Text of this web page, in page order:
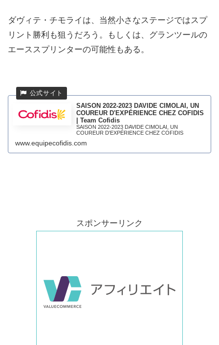
ダヴィテ・チモライは、当然小さなステージではスプ
リント勝利も狙うだろう。もしくは、グランツールの
エーススプリンターの可能性もある。
SAISON 2022-2023 DAVIDE CIMOLAI, UN
COUREUR D'EXPÉRIENCE CHEZ COFIDIS
| Team Cofidis
SAISON 2022-2023 DAVIDE CIMOLAI, UN
COUREUR D'EXPÉRIENCE CHEZ COFIDIS
www.equipecofidis.com
スポンサーリンク